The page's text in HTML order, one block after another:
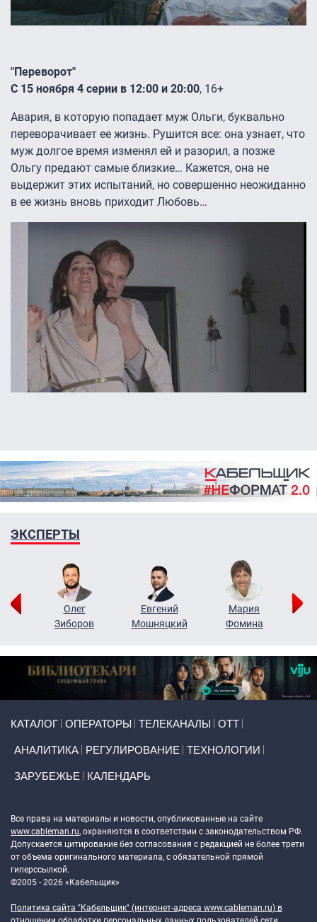
"Переворот"
С 15 ноября 4 серии в 12:00 и 20:00, 16+
Авария, в которую попадает муж Ольги, буквально
переворачивает ее жизнь. Рушится все: она узнает, что
муж долгое время изменял ей и разорил, а позже
Ольгу предают самые близкие… Кажется, она не
выдержит этих испытаний, но совершенно неожиданно
в ее жизнь вновь приходит Любовь…
ЭКСПЕРТЫ
Олег
Зиборов
Евгений
Мошняцкий
Мария
Фомина
КАТАЛОГ ОПЕРАТОРЫ ТЕЛЕКАНАЛЫ ОТТ
АНАЛИТИКА РЕГУЛИРОВАНИЕ ТЕХНОЛОГИИ
ЗАРУБЕЖЬЕ КАЛЕНДАРЬ
Все права на материалы и новости, опубликованные на сайте
www.cableman.ru, охраняются в соответствии с законодательством РФ.
Допускается цитирование без согласования с редакцией не более трети
от объема оригинального материала, с обязательной прямой
гиперссылкой.
©2005 - 2026 «Кабельщик»
Политика сайта "Кабельщик" (интернет-адреса www.cableman.ru) в